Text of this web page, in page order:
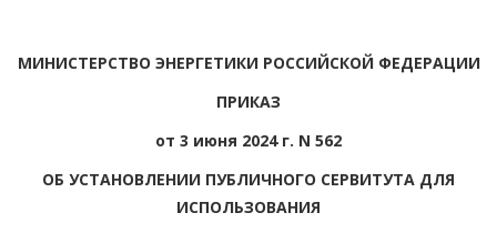
МИНИСТЕРСТВО ЭНЕРГЕТИКИ РОССИЙСКОЙ ФЕДЕРАЦИИ
ПРИКАЗ
от 3 июня 2024 г. N 562
ОБ УСТАНОВЛЕНИИ ПУБЛИЧНОГО СЕРВИТУТА ДЛЯ
ИСПОЛЬЗОВАНИЯ